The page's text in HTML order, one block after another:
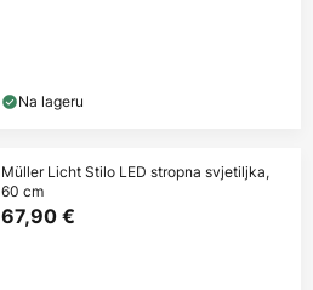
Na lageru
Müller Licht Stilo LED stropna svjetiljka,
60 cm
67,90 €